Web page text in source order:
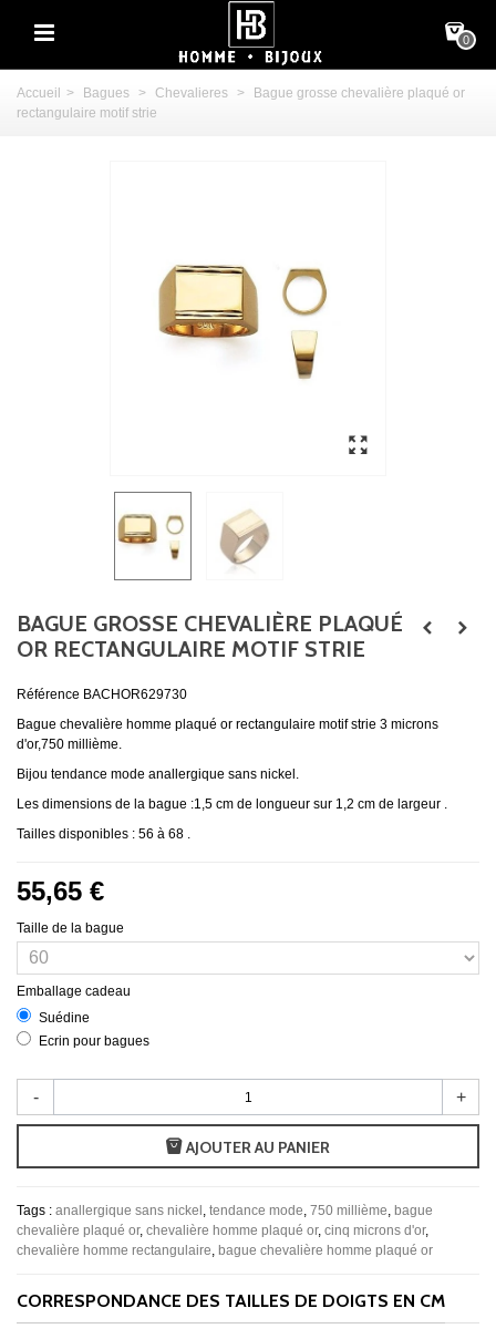
0
Accueil > Bagues > Chevalieres >
Bague grosse chevalière plaqué or
rectangulaire motif strie
BAGUE GROSSE CHEVALIÈRE PLAQUÉ
OR RECTANGULAIRE MOTIF STRIE
Référence BACHOR629730
Bague chevalière homme plaqué or rectangulaire motif strie 3 microns
d'or,750 millième.
Bijou tendance mode anallergique sans nickel.
Les dimensions de la bague :1,5 cm de longueur sur 1,2 cm de largeur .
Tailles disponibles : 56 à 68 .
55,65 €
Taille de la bague
Emballage cadeau
Suédine
Ecrin pour bagues
- +
AJOUTER AU PANIER
Tags : anallergique sans nickel , tendance mode, 750 millième, bague
chevalière plaqué or, chevalière homme plaqué or, cinq microns d'or,
chevalière homme rectangulaire, bague chevalière homme plaqué or
CORRESPONDANCE DES TAILLES DE DOIGTS EN CM